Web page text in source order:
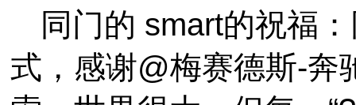
同门的 smart的祝福
式，感谢@梅赛德斯-奔